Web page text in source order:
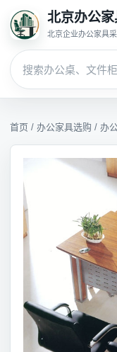
北京办公家
北京企业办公家具
首页 / 办公家具选购 / 办